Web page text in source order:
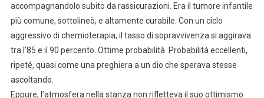
accompagnandolo subito da rassicurazioni. Era il tumore infantile
più comune, sottolineò, e altamente curabile. Con un ciclo
aggressivo di chemioterapia, il tasso di sopravvivenza si aggirava
tra l’85 e il 90 percento. Ottime probabilità. Probabilità eccellenti,
ripeté, quasi come una preghiera a un dio che sperava stesse
ascoltando.
Eppure, l’atmosfera nella stanza non rifletteva il suo ottimismo